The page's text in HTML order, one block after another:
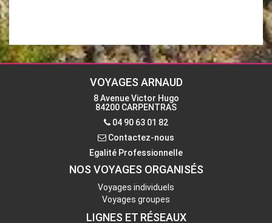
VOYAGES ARNAUD
8 Avenue Victor Hugo
84200 CARPENTRAS
04 90 63 01 82
Contactez-nous
Egalité Professionnelle
NOS VOYAGES ORGANISÉS
Voyages individuels
Voyages groupes
LIGNES ET RÉSEAUX